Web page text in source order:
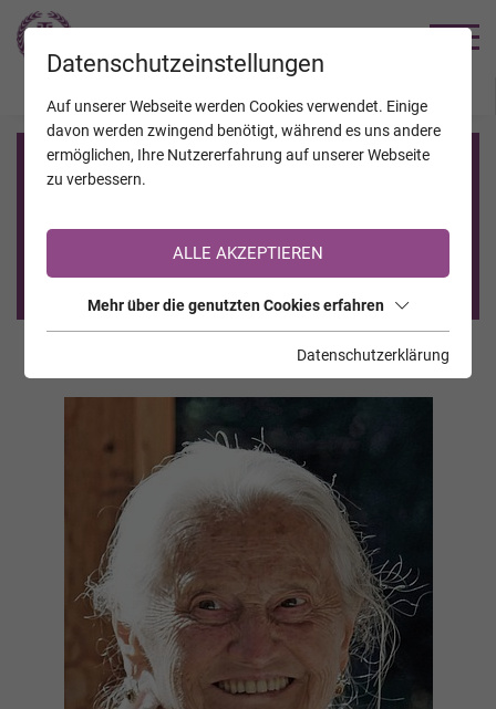
Registrierung auf TrauerHilfe.it
Sie sind noch nicht auf TrauerHilfe.it registriert?
>> zur kostenlosen Registrierung <<
Datenschutzeinstellungen
Auf unserer Webseite werden Cookies verwendet. Einige
davon werden zwingend benötigt, während es uns andere
ermöglichen, Ihre Nutzererfahrung auf unserer Webseite
zu verbessern.
ALLE AKZEPTIEREN
Mehr über die genutzten Cookies erfahren
Datenschutzerklärung
JAHRESTAGE KALENDER VERSTORBENE